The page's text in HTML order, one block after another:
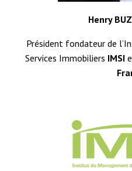
Henry
Président fondateur de
Services Immobiliers IMSI